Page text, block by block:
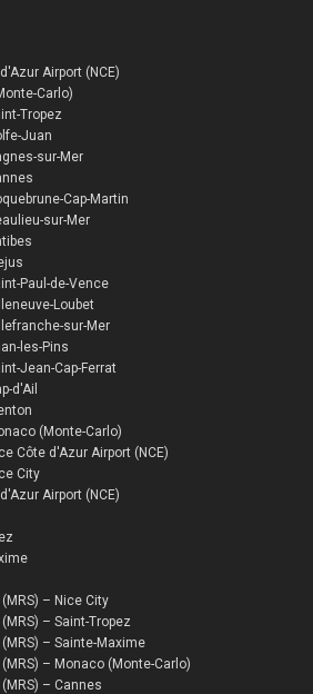
Airport (NCE)
Carlo)
Tropez
Juan
sur-Mer
Cap-Martin
sur-Mer
Paul-de-Vence
Loubet
sur-Mer
les-Pins
Jean-Cap-Ferrat
d'Ail
(Monte-Carlo)
Côte d'Azur Airport (NCE)
City
Airport (NCE)
– Nice City
– Saint-Tropez
– Sainte-Maxime
– Monaco (Monte-Carlo)
– Cannes